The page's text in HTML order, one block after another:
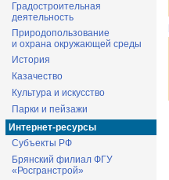
Градостроительная
деятельность
Природопользование
и охрана окружающей среды
История
Казачество
Культура и искусство
Парки и пейзажи
Интернет-ресурсы
Субъекты РФ
Брянский филиал ФГУ
«Росгранстрой»